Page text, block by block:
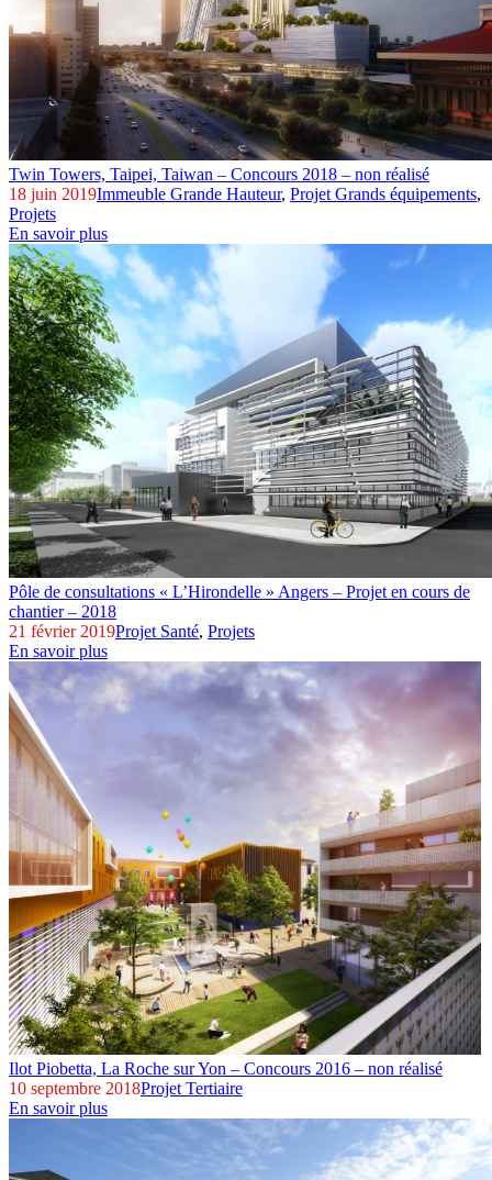
Twin Towers, Taipei, Taiwan – Concours 2018 – non réalisé
18 juin 2019Immeuble Grande Hauteur, Projet Grands équipements,
Projets
En savoir plus
Pôle de consultations « L’Hirondelle » Angers – Projet en cours de
chantier – 2018
21 février 2019Projet Santé, Projets
En savoir plus
Ilot Piobetta, La Roche sur Yon – Concours 2016 – non réalisé
10 septembre 2018Projet Tertiaire
En savoir plus